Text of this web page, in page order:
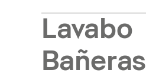
Lavabo
Bañeras